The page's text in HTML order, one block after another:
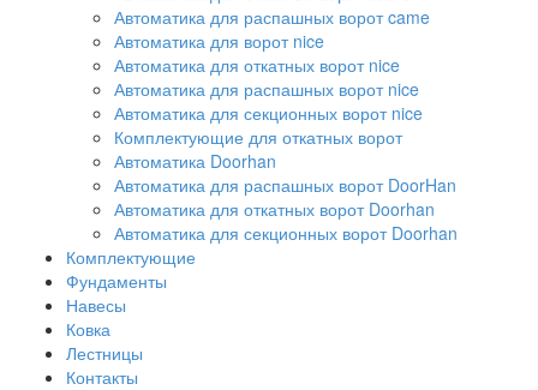
Автоматика для распашных ворот came
Автоматика для ворот nice
Автоматика для откатных ворот nice
Автоматика для распашных ворот nice
Автоматика для секционных ворот nice
Комплектующие для откатных ворот
Автоматика Doorhan
Автоматика для распашных ворот DoorHan
Автоматика для откатных ворот Doorhan
Автоматика для секционных ворот Doorhan
Комплектующие
Фундаменты
Навесы
Ковка
Лестницы
Контакты